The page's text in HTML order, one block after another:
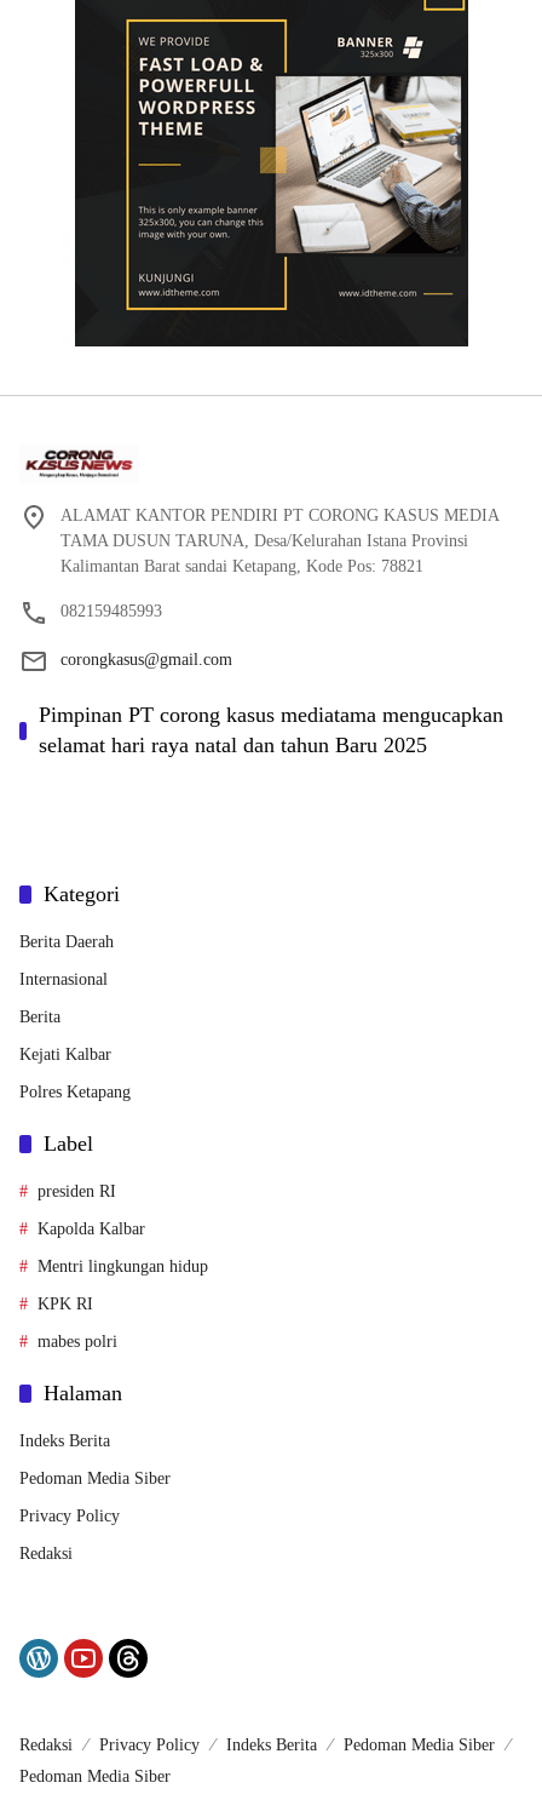
ALAMAT KANTOR PENDIRI PT CORONG KASUS MEDIA
TAMA DUSUN TARUNA, Desa/Kelurahan Istana Provinsi
Kalimantan Barat sandai Ketapang, Kode Pos: 78821
082159485993
corongkasus@gmail.com
Pimpinan PT corong kasus mediatama mengucapkan
selamat hari raya natal dan tahun Baru 2025
Kategori
Berita Daerah
Internasional
Berita
Kejati Kalbar
Polres Ketapang
Label
presiden RI
Kapolda Kalbar
Mentri lingkungan hidup
KPK RI
mabes polri
Halaman
Indeks Berita
Pedoman Media Siber
Privacy Policy
Redaksi
Redaksi Privacy Policy Indeks Berita
Pedoman Media Siber
Pedoman Media Siber